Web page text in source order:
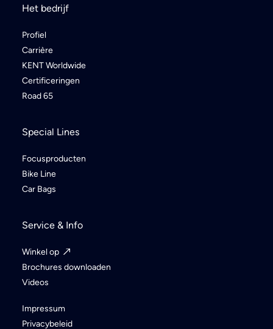
Het bedrijf
Profiel
Carrière
KENT Worldwide
Certificeringen
Road 65
Special Lines
Focusproducten
Bike Line
Car Bags
Service & Info
Winkel op
Brochures downloaden
Videos
Impressum
Privacybeleid